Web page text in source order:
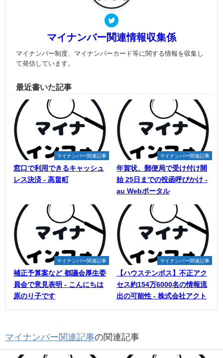
マイナンバー関連情報収集係
マイナンバー制度、マイナンバーカード等に関する情報を収集し
て発信しています。
最近書いた記事
マイナンバー関連記事
窓口で利用できるキャッシュ
レス決済 - 高畠町
マイナンバー関連記事
年賀状、郵便局で受け付け開
始 25日までの投函呼びかけ -
au Webポータル
マイナンバー関連記事
補正予算案など 都議会厚生委
員会で意見表明 - こんにちは
原のり子です
マイナンバー関連記事
【ハウステンボス】不正アク
セス約154万6000名の情報流
出の可能性 - 株式会社アクト
マイナンバー関連記事の関連記事